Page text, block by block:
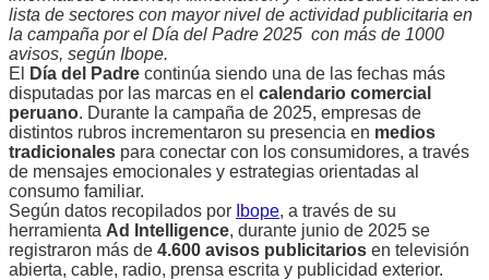
lista de sectores con mayor nivel de actividad publicitaria en
la campaña por el Día del Padre 2025 con más de 1000
avisos, según Ibope.
El
Día del Padre continúa siendo una de las fechas más
disputadas por las marcas en el calendario comercial
peruano. Durante la campaña de 2025, empresas de
distintos rubros incrementaron su presencia en medios
tradicionales para conectar con los consumidores, a través
de mensajes emocionales y estrategias orientadas al
consumo familiar.
Según datos recopilados por Ibope, a través de su
herramienta Ad Intelligence, durante junio de 2025 se
registraron más de 4.600 avisos publicitarios en televisión
abierta, cable, radio, prensa escrita y publicidad exterior.